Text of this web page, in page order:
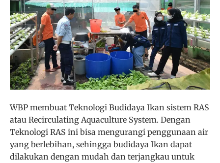
WBP membuat Teknologi Budidaya Ikan sistem RAS
atau Recirculating Aquaculture System. Dengan
Teknologi RAS ini bisa mengurangi penggunaan air
yang berlebihan, sehingga budidaya Ikan dapat
dilakukan dengan mudah dan terjangkau untuk